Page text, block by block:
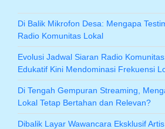
Di Balik Mikrofon Desa: Mengapa
Radio Komunitas Lokal
Evolusi Jadwal Siaran Radio
Edukatif Kini Mendominasi Frekuensi
Di Tengah Gempuran Streaming,
Lokal Tetap Bertahan dan Relevan?
Dibalik Layar Wawancara Eksklusif